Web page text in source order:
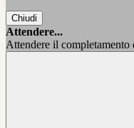
Chiudi
Attendere...
Attendere il completamento